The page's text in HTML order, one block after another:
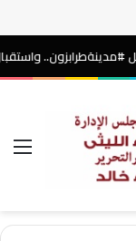
واستقبال أسطوري